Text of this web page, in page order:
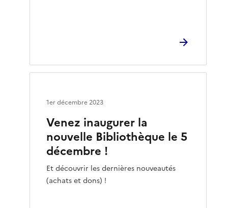
Venez inaugurer la
nouvelle Bibliothèque le 5
décembre !
Et découvrir les dernières nouveautés
(achats et dons) !
1er décembre 2023